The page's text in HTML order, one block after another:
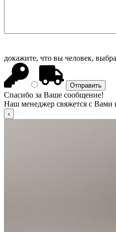
докажите, что вы человек,
Спасибо за Ваше сообщение!
Наш менеджер свяжется с Вами